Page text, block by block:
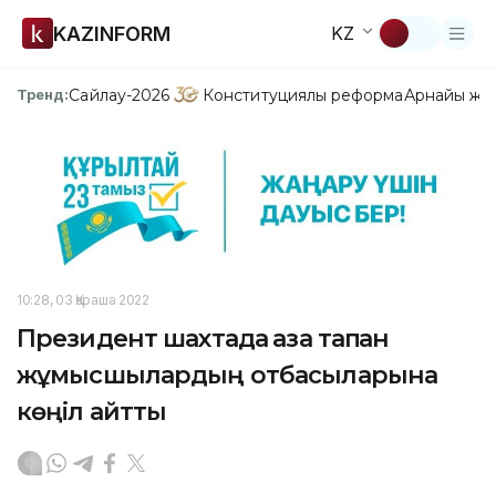
KAZINFORM KZ
Тренд:Сайлау-2026 Конституциялық реформаАрнайы
10:28, 03 Қараша 2022
Президент шахтада қаза тапқан
жұмысшылардың отбасыларына
көңіл айтты